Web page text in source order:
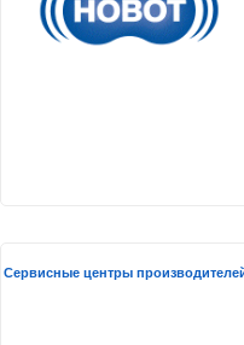
Сервисные центры